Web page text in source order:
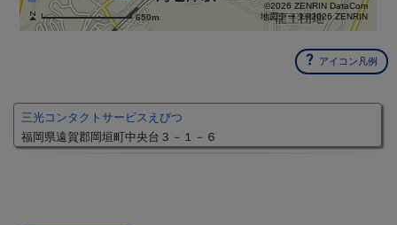
650m
©2026 ZENRIN DataCom
地図データ©2026 ZENRIN
アイコン凡例
三光コンタクトサービスえびつ
福岡県遠賀郡岡垣町中央台３－１－６